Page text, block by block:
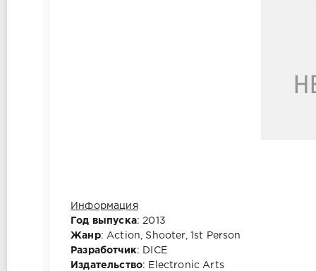
Информация
Год выпуска: 2013
Жанр: Action, Shooter, 1st Person
Разработчик: DICE
Издательство: Electronic Arts